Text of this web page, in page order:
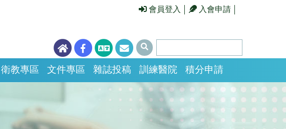
會員登入 入會申請
衛教專區 文件專區 雜誌投稿 訓練醫院 積分申請